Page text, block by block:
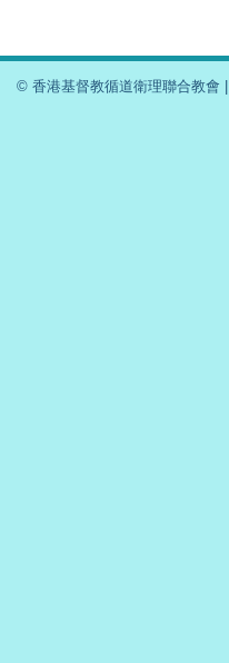
© 香港基督教循道衛理聯合教會 |